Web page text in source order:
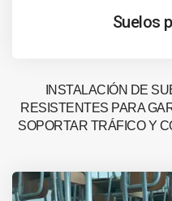
Suelos
INSTALACIÓN DE
RESISTENTES PARA
SOPORTAR TRÁFICO Y